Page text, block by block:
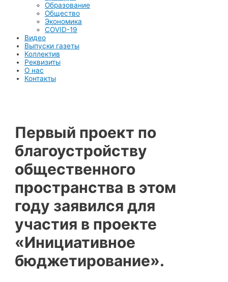
Образование
Общество
Экономика
COVID-19
Видео
Выпуски газеты
Коллектив
Реквизиты
О нас
Контакты
Первый проект по
благоустройству
общественного
пространства в этом
году заявился для
участия в проекте
«Инициативное
бюджетирование».